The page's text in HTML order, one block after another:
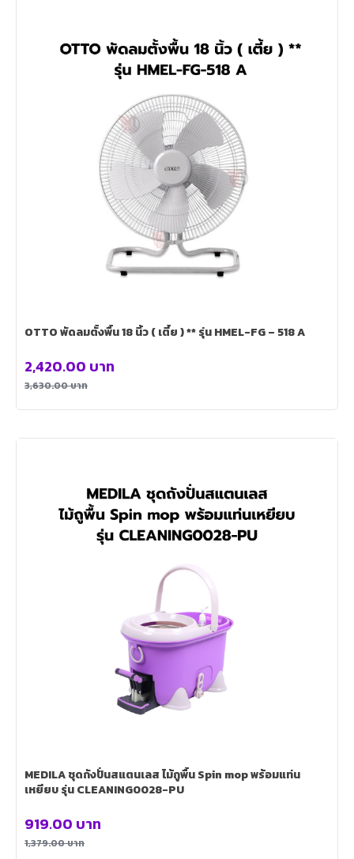
OTTO พัดลมตั้งพื้น 18 นิ้ว ( เตี้ย ) ** รุ่น HMEL-FG – 518 A
3,630.00บาท
2,420.00 บาท
MEDILA ชุดถังปั่นสแตนเลส ไม้ถูพื้น Spin mop พร้อมแท่น
เหยียบ รุ่น CLEANING0028-PU
1,379.00บาท
919.00 บาท